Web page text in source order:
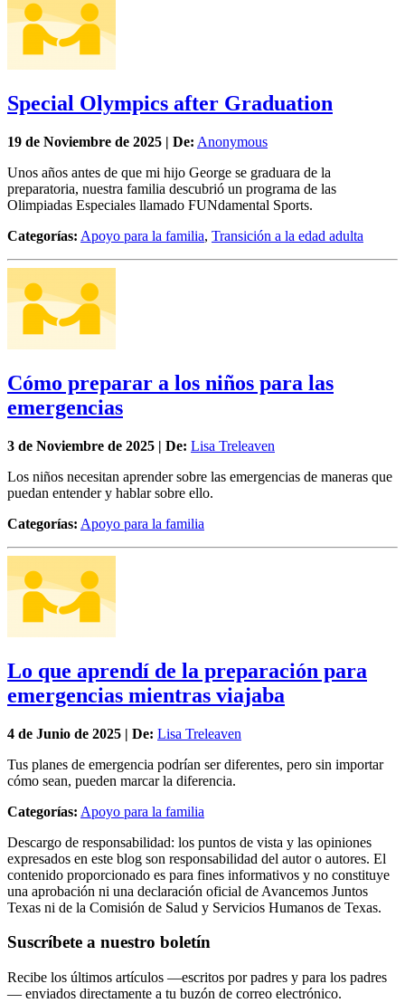
Special Olympics after Graduation
19 de Noviembre de 2025 | De: Anonymous
Unos años antes de que mi hijo George se graduara de la
preparatoria, nuestra familia descubrió un programa de las
Olimpiadas Especiales llamado FUNdamental Sports.
Categorías: Apoyo para la familia, Transición a la edad adulta
Cómo preparar a los niños para las
emergencias
3 de Noviembre de 2025 | De: Lisa Treleaven
Los niños necesitan aprender sobre las emergencias de maneras que
puedan entender y hablar sobre ello.
Categorías: Apoyo para la familia
Lo que aprendí de la preparación para
emergencias mientras viajaba
4 de Junio de 2025 | De: Lisa Treleaven
Tus planes de emergencia podrían ser diferentes, pero sin importar
cómo sean, pueden marcar la diferencia.
Categorías: Apoyo para la familia
Descargo de responsabilidad: los puntos de vista y las opiniones
expresados en este blog son responsabilidad del autor o autores. El
contenido proporcionado es para fines informativos y no constituye
una aprobación ni una declaración oficial de Avancemos Juntos
Texas ni de la Comisión de Salud y Servicios Humanos de Texas.
Suscríbete a nuestro boletín
Recibe los últimos artículos —escritos por padres y para los padres
— enviados directamente a tu buzón de correo electrónico.